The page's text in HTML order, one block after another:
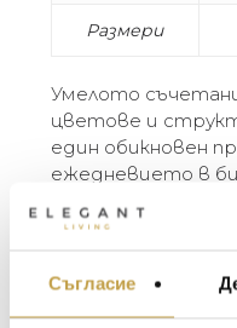
Съгласие
Размери
Умелото
цветове и
един обикновен
ежедневието в
Кутиите от
Aram могат да
Перфектен